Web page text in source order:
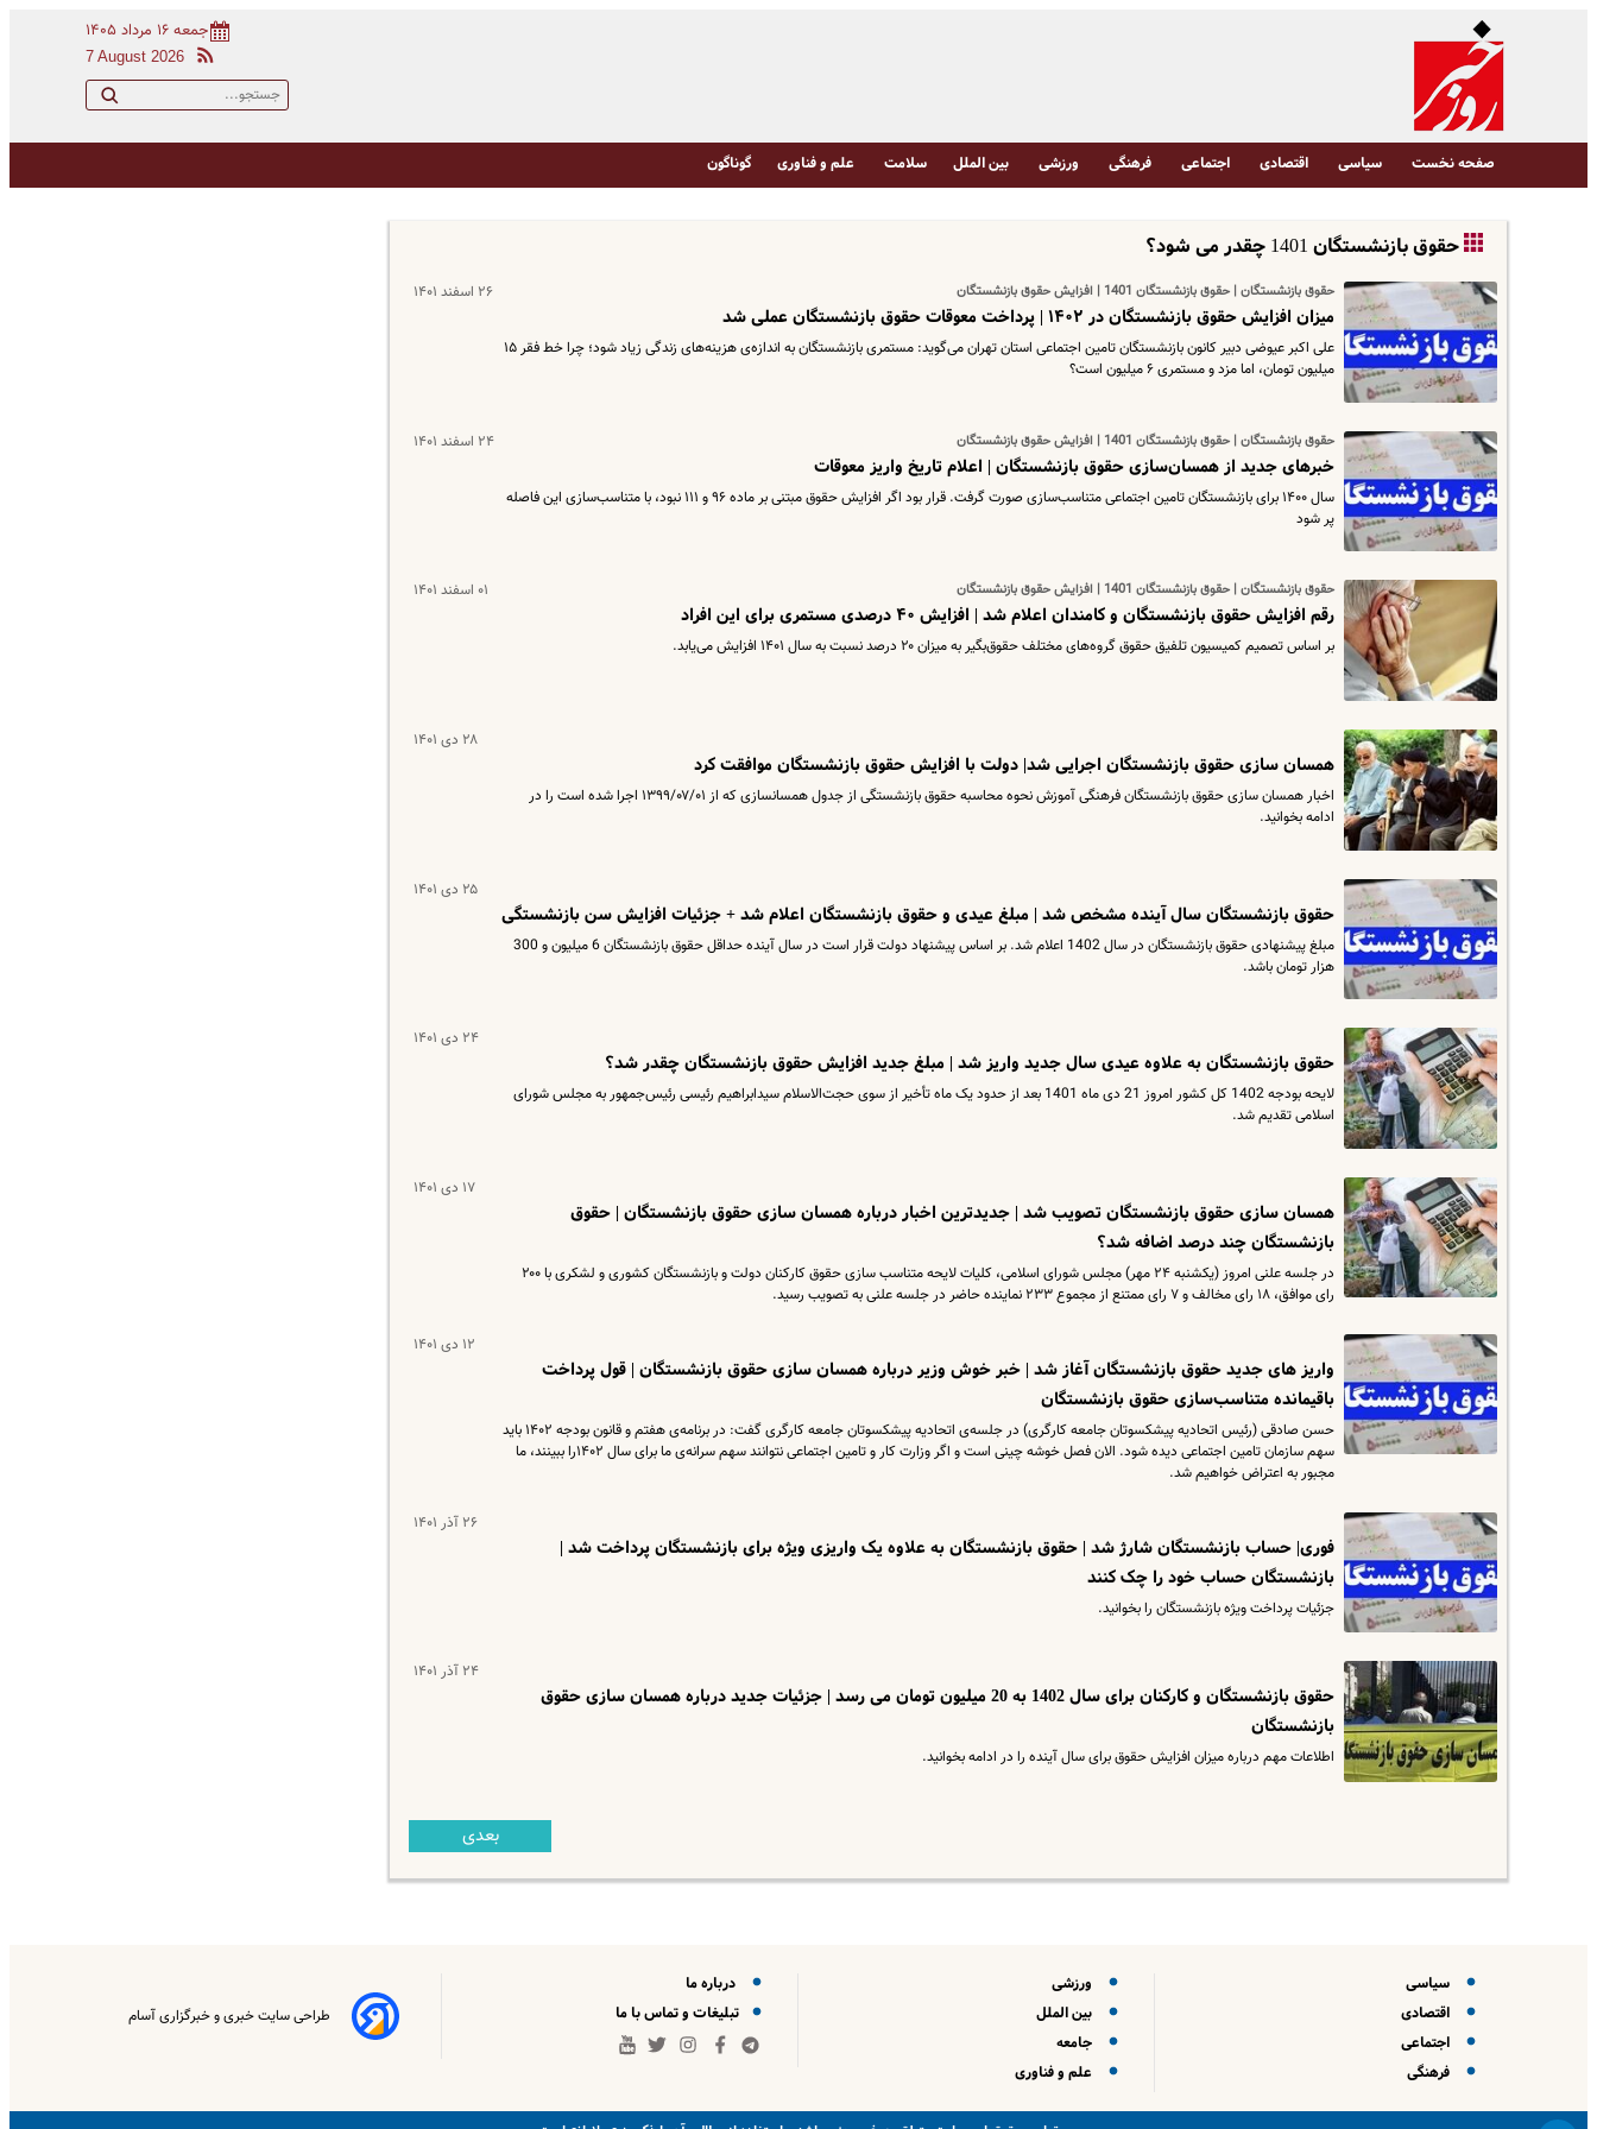
جمعه ۱۶ مرداد ۱۴۰۵
7 August 2026
صفحه نخست سیاسی اقتصادی اجتماعی فرهنگی ورزشی بین الملل سلامت علم و فناوری گوناگون
حقوق بازنشستگان 1401 چقدر می شود؟
حقوق بازنشستگان | حقوق بازنشستگان 1401 | افزایش حقوق بازنشستگان ۲۶ اسفند ۱۴۰۱
میزان افزایش حقوق بازنشستگان در ۱۴۰۲ | پرداخت معوقات حقوق بازنشستگان عملی شد
علی اکبر عیوضی دبیر کانون بازنشستگان تامین اجتماعی استان تهران می‌گوید: مستمری بازنشستگان به اندازه‌ی هزینه‌های زندگی زیاد شود؛ چرا خط فقر ۱۵
میلیون تومان، اما مزد و مستمری ۶ میلیون است؟
حقوق بازنشستگان | حقوق بازنشستگان 1401 | افزایش حقوق بازنشستگان ۲۴ اسفند ۱۴۰۱
خبرهای جدید از همسان‌سازی حقوق بازنشستگان | اعلام تاریخ واریز معوقات
سال ۱۴۰۰ برای بازنشستگان تامین اجتماعی متناسب‌سازی صورت گرفت. قرار بود اگر افزایش حقوق مبتنی بر ماده ۹۶ و ۱۱۱ نبود، با متناسب‌سازی این فاصله
پر شود
حقوق بازنشستگان | حقوق بازنشستگان 1401 | افزایش حقوق بازنشستگان ۰۱ اسفند ۱۴۰۱
رقم افزایش حقوق بازنشستگان و کامندان اعلام شد | افزایش ۴۰ درصدی مستمری برای این افراد
بر اساس تصمیم کمیسیون تلفیق حقوق گروه‌های مختلف حقوق‌بگیر به‌ میزان ۲۰ درصد نسبت به سال ۱۴۰۱ افزایش می‌یابد.
۲۸ دی ۱۴۰۱
همسان سازی حقوق بازنشستگان اجرایی شد| دولت با افزایش حقوق بازنشستگان موافقت کرد
اخبار همسان سازی حقوق بازنشستگان فرهنگی آموزش نحوه محاسبه حقوق بازنشستگی از جدول همسانسازی که از ۱۳۹۹/۰۷/۰۱ اجرا شده است را در
ادامه بخوانید.
۲۵ دی ۱۴۰۱
حقوق بازنشستگان سال آینده مشخص شد | مبلغ عیدی و حقوق بازنشستگان اعلام شد + جزئیات افزایش سن بازنشستگی
مبلغ پیشنهادی حقوق بازنشستگان در سال 1402 اعلام شد. بر اساس پیشنهاد دولت قرار است در سال آینده حداقل حقوق بازنشستگان 6 میلیون و 300
هزار تومان باشد.
۲۴ دی ۱۴۰۱
حقوق بازنشستگان به علاوه عیدی سال جدید واریز شد | مبلغ جدید افزایش حقوق بازنشستگان چقدر شد؟
لایحه بودجه 1402 کل کشور امروز 21 دی ماه 1401 بعد از حدود یک ماه تأخیر از سوی حجت‌الاسلام سیدابراهیم رئیسی رئیس‌جمهور به مجلس شورای
اسلامی تقدیم شد.
۱۷ دی ۱۴۰۱
همسان سازی حقوق بازنشستگان تصویب شد | جدیدترین اخبار درباره همسان سازی حقوق بازنشستگان | حقوق
بازنشستگان چند درصد اضافه شد؟
در جلسه علنی امروز (یکشنبه ۲۴ مهر) مجلس شورای اسلامی، کلیات لایحه متناسب سازی حقوق کارکنان دولت و بازنشستگان کشوری و لشکری با ۲۰۰
رای موافق، ۱۸ رای مخالف و ۷ رای ممتنع از مجموع ۲۳۳ نماینده حاضر در جلسه علنی به تصویب رسید.
۱۲ دی ۱۴۰۱
واریز های جدید حقوق بازنشستگان آغاز شد | خبر خوش وزیر درباره همسان سازی حقوق بازنشستگان | قول پرداخت
باقیمانده متناسب‌سازی حقوق بازنشستگان
حسن صادقی (رئیس اتحادیه پیشکسوتان جامعه کارگری) در جلسه‌ی اتحادیه پیشکسوتان جامعه کارگری گفت: در برنامه‌ی هفتم و قانون بودجه ۱۴۰۲ باید
سهم سازمان تامین اجتماعی دیده شود. الان فصل خوشه چینی است و اگر وزارت کار و تامین اجتماعی نتوانند سهم سرانه‌ی ما برای سال ۱۴۰۲را ببینند، ما
مجبور به اعتراض خواهیم شد.
۲۶ آذر ۱۴۰۱
فوری| حساب بازنشستگان شارژ شد | حقوق بازنشستگان به علاوه یک واریزی ویژه برای بازنشستگان پرداخت شد |
بازنشستگان حساب خود را چک کنند
جزئیات پرداخت ویژه بازنشستگان را بخوانید.
۲۴ آذر ۱۴۰۱
حقوق بازنشستگان و کارکنان برای سال 1402 به 20 میلیون تومان می رسد | جزئیات جدید درباره همسان سازی حقوق
بازنشستگان
اطلاعات مهم درباره میزان افزایش حقوق برای سال آینده را در ادامه بخوانید.
بعدی
سیاسی
اقتصادی
اجتماعی
فرهنگی
ورزشی
بین الملل
جامعه
علم و فناوری
درباره ما
تبلیغات و تماس با ما
طراحی سایت خبری و خبرگزاری آسام